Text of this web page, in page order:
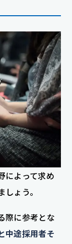
によって求め
ょう。
際に参考とな
中途採用者そ